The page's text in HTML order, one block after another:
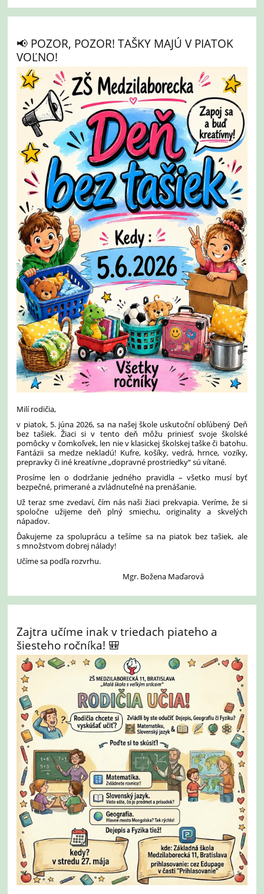
📢 POZOR, POZOR! TAŠKY MAJÚ V PIATOK
VOĽNO!
Milí rodičia,
v piatok, 5. júna 2026, sa na našej škole uskutoční obľúbený Deň
bez tašiek. Žiaci si v tento deň môžu priniesť svoje školské
pomôcky v čomkoľvek, len nie v klasickej školskej taške či batohu.
Fantázii sa medze nekladú! Kufre, košíky, vedrá, hrnce, vozíky,
prepravky či iné kreatívne „dopravné prostriedky“ sú vítané.
Prosíme len o dodržanie jedného pravidla – všetko musí byť
bezpečné, primerané a zvládnuteľné na prenášanie.
Už teraz sme zvedaví, čím nás naši žiaci prekvapia. Veríme, že si
spoločne užijeme deň plný smiechu, originality a skvelých
nápadov.
Ďakujeme za spoluprácu a tešíme sa na piatok bez tašiek, ale
s množstvom dobrej nálady!
Učíme sa podľa rozvrhu.
Mgr. Božena Maďarová
Zajtra učíme inak v triedach piateho a
šiesteho ročníka! 🎒